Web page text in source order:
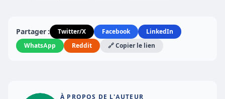
Partager : Twitter/X Facebook
LinkedIn
WhatsApp
Reddit 🔗 Copier le lien
À PROPOS DE L'AUTEUR